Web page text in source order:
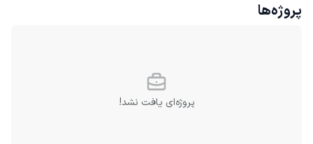
پروژه‌ها
پروژه‌ای یافت نشد!